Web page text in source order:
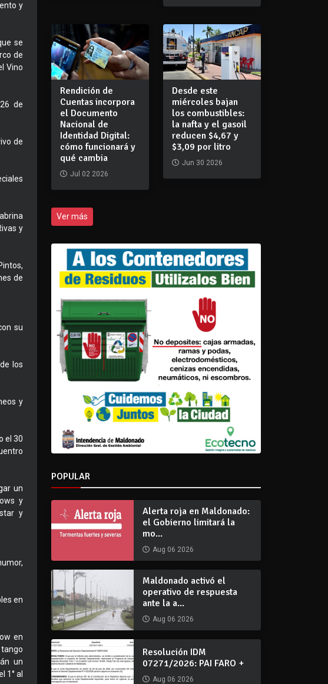
y
se
de
Vino
de
de
y
de
su
los
y
el 30
un
y
y
en
en
un
1° al
Rendición de
Cuentas incorpora
el Documento
Nacional de
Identidad Digital:
cómo funcionará y
qué cambia
Jul 02 2026
Desde este
miércoles bajan
los combustibles:
la nafta y el gasoil
reducen $4,67 y
$3,09 por litro
Jun 30 2026
Ver más
POPULAR
Alerta roja en Maldonado:
el Gobierno limitará la
mo...
Aug 06 2026
Maldonado activó el
operativo de respuesta
ante la a...
Aug 06 2026
Resolución IDM
07271/2026: PAI FARO +
Aug 06 2026